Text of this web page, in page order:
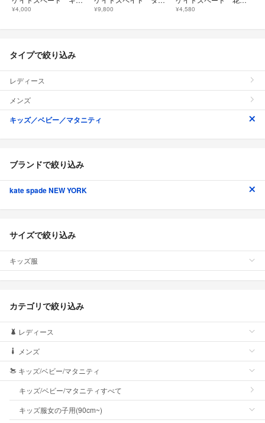
¥4,000 ¥9,800 ¥4,580
タイプで絞り込み
レディース
メンズ
キッズ／ベビー／マタニティ
ブランドで絞り込み
kate spade NEW YORK
サイズで絞り込み
キッズ服
カテゴリで絞り込み
レディース
メンズ
キッズ/ベビー/マタニティ
キッズ/ベビー/マタニティすべて
キッズ服女の子用(90cm~)